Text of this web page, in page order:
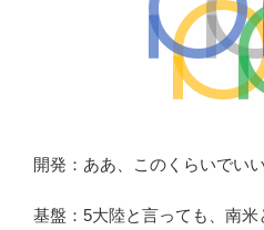
開発：ああ、このくらいでい
基盤：5大陸と言っても、南